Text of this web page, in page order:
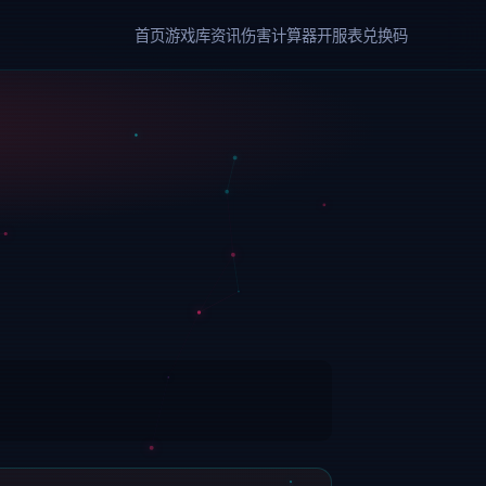
首页游戏库资讯伤害计算器开服表兑换码